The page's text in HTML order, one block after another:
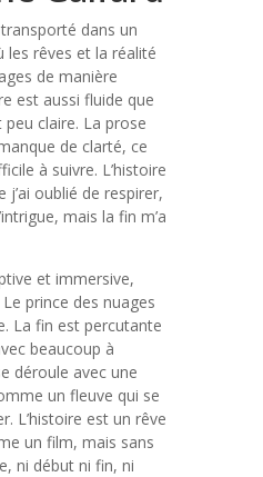
dans un
rêves et la réalité
de manière
est aussi fluide que
peu claire. La prose
de clarté, ce
à suivre. L’histoire
j’ai oublié de respirer,
mais la fin m’a
et immersive,
prince des nuages
La fin est percutante
beaucoup à
déroule avec une
un fleuve qui se
L’histoire est un rêve
un film, mais sans
ni début ni fin, ni